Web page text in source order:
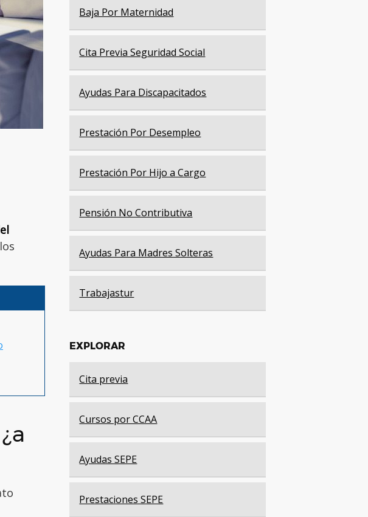
Baja Por Maternidad
Cita Previa Seguridad Social
Ayudas Para Discapacitados
Prestación Por Desempleo
Prestación Por Hijo a Cargo
Pensión No Contributiva
Ayudas Para Madres Solteras
Trabajastur
EXPLORAR
Cita previa
Cursos por CCAA
Ayudas SEPE
Prestaciones SEPE